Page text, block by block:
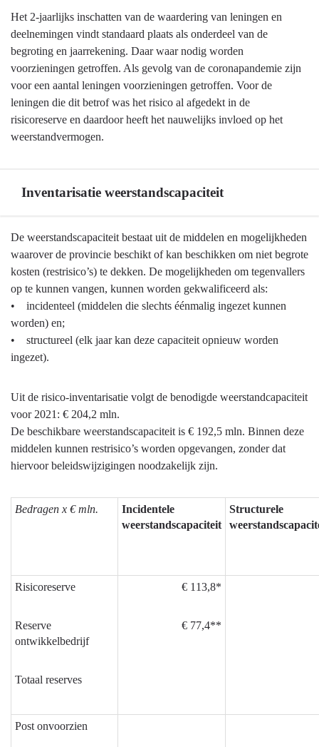
Terug
naar
navigatie
Weerstandsvermogen
risicobeheersing
corona
Het 2-jaarlijks inschatten van de waardering van leningen en
deelnemingen vindt standaard plaats als onderdeel van de
begroting en jaarrekening. Daar waar nodig worden
voorzieningen getroffen. Als gevolg van de coronapandemie zijn
voor een aantal leningen voorzieningen getroffen. Voor de
leningen die dit betrof was het risico al afgedekt in de
risicoreserve en daardoor heeft het nauwelijks invloed op het
weerstandvermogen.
Inventarisatie weerstandscapaciteit
Terug
naar
navigatie
Weerstandsvermogen
risicobeheersing
weerstandscapaciteit
De weerstandscapaciteit bestaat uit de middelen en mogelijkheden
waarover de provincie beschikt of kan beschikken om niet begrote
kosten (restrisico’s) te dekken. De mogelijkheden om tegenvallers
op te kunnen vangen, kunnen worden gekwalificeerd als:
• incidenteel (middelen die slechts éénmalig ingezet kunnen
worden) en;
• structureel (elk jaar kan deze capaciteit opnieuw worden
ingezet).
Uit de risico-inventarisatie volgt de benodigde weerstandcapaciteit
voor 2021: € 204,2 mln.
De beschikbare weerstandscapaciteit is € 192,5 mln. Binnen deze
middelen kunnen restrisico’s worden opgevangen, zonder dat
hiervoor beleidswijzigingen noodzakelijk zijn.
Bedragen x € mln.
Incidentele
weerstandscapaciteit
Structurele
Risicoreserve
Reserve
ontwikkelbedrijf
Totaal reserves
€ 113,8*
€ 77,4**
Post onvoorzien